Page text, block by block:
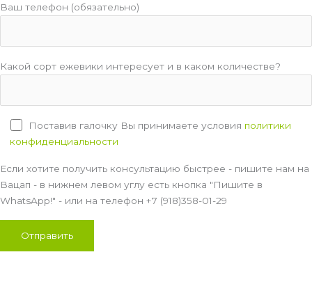
Ваш телефон (обязательно)
Какой сорт ежевики интересует и в каком количестве?
Поставив галочку Вы принимаете условия политики
конфиденциальности
Если хотите получить консультацию быстрее - пишите нам на
Вацап - в нижнем левом углу есть кнопка "Пишите в
WhatsApp!" - или на телефон +7 (918)358-01-29